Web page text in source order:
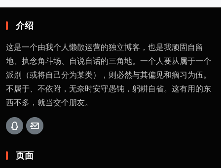
介绍
这是一个由我个人懒散运营的独立博客，也是我顽固自留
地、执念角斗场、自说自话的三角地。一个人要从属于一个
派别（或将自己分为某类），则必然与其偏见和痼习为伍。
不属于、不依附，无奈时安守愚钝，躬耕自省。这有用的东
西不多，就当交个朋友。
页面